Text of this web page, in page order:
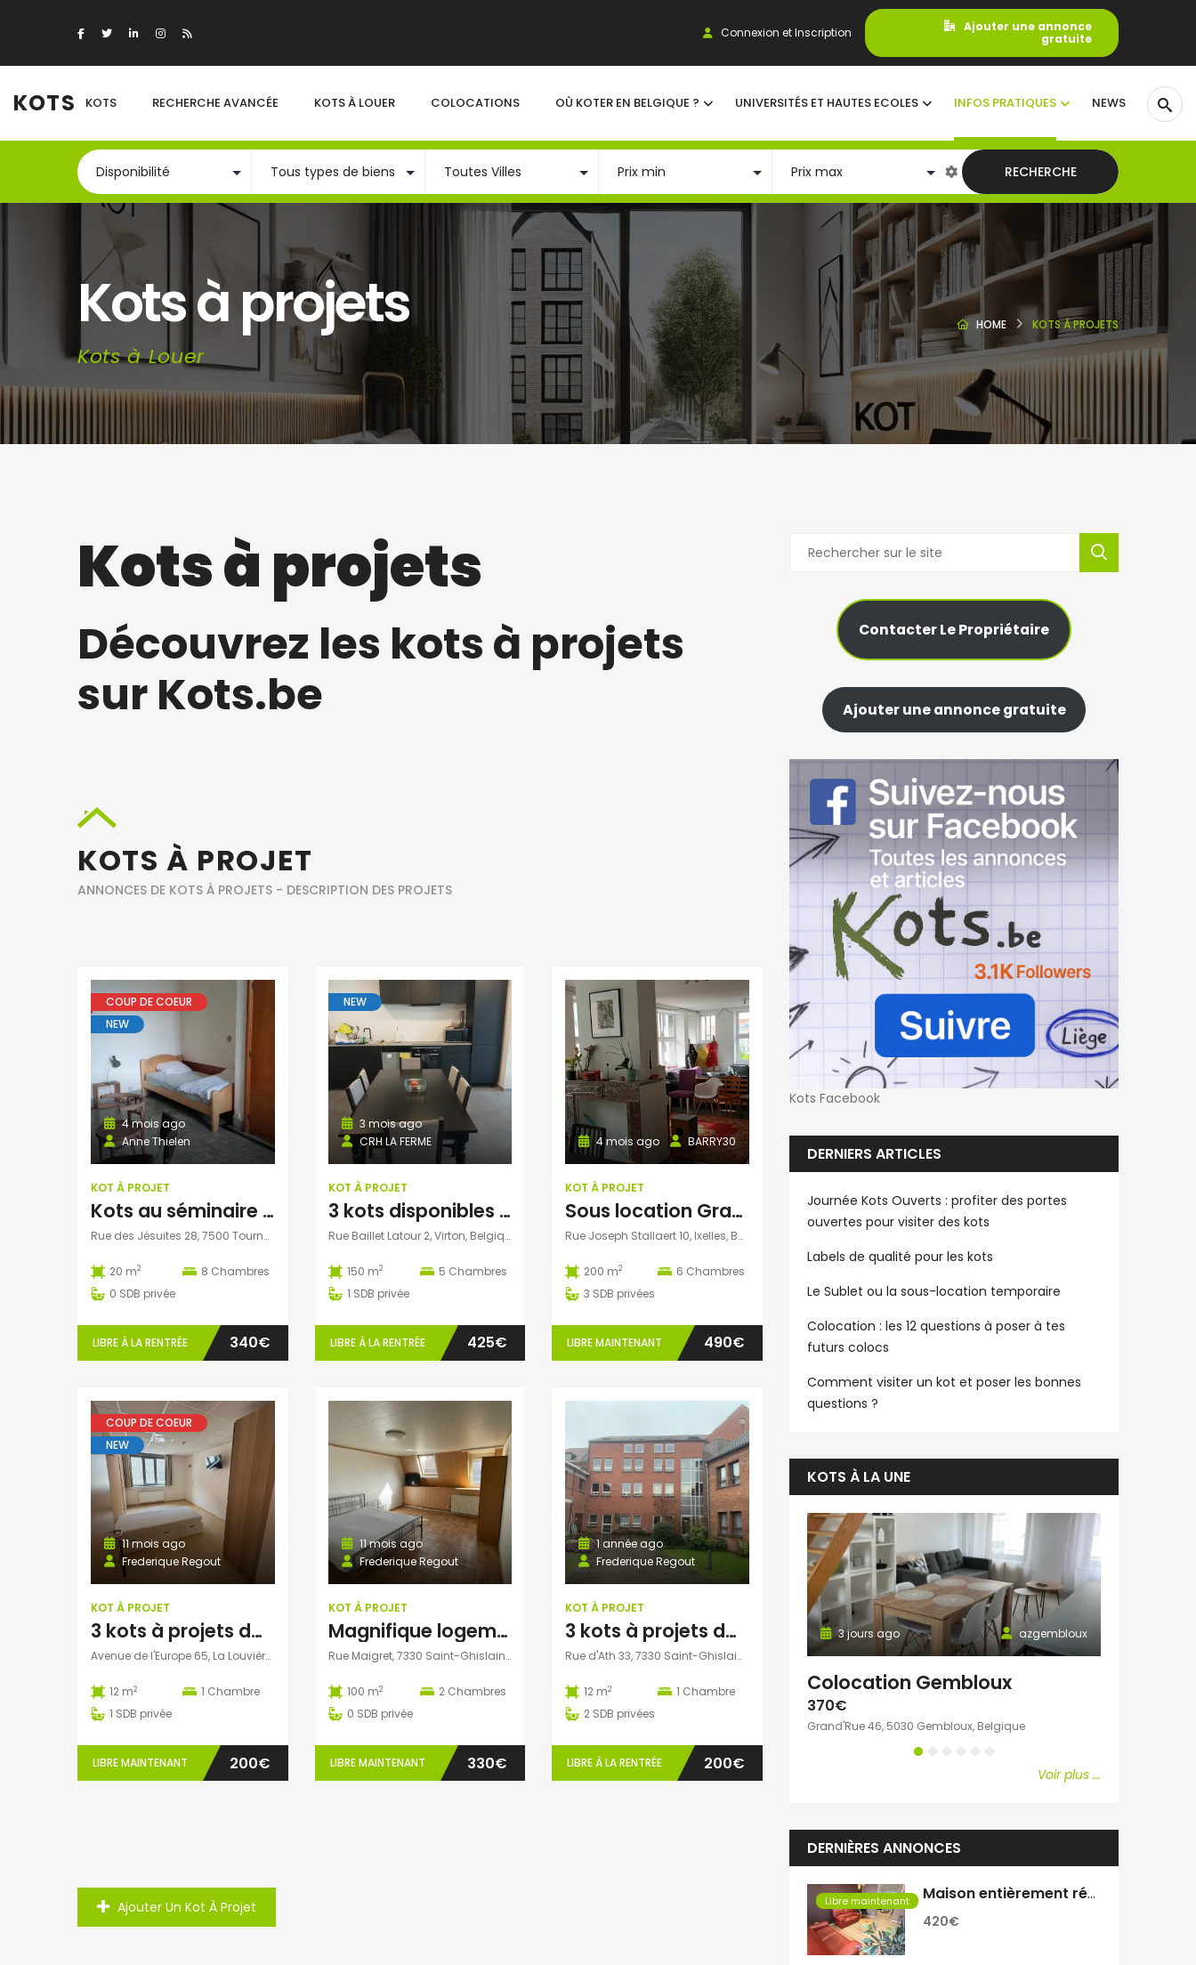
Connexion et Inscription
Ajouter une annonce
gratuite
KOTS KOTS RECHERCHE AVANCÉE KOTS À LOUER COLOCATIONS OÙ KOTER EN BELGIQUE ? UNIVERSITÉS ET HAUTES ECOLES INFOS PRATIQUES NEWS
RECHERCHE
Kots à projets
Kots à Louer
HOME KOTS À PROJETS
Kots à projets
Découvrez les kots à projets
sur Kots.be
KOTS À PROJET
ANNONCES DE KOTS À PROJETS - DESCRIPTION DES PROJETS
COUP DE COEUR
NEW
Anne Thielen
4 mois ago
KOT À PROJET
Kots au séminaire de Tournai
Rue des Jésuites 28, 7500 Tournai, Belgique
20 m2 8 Chambres
0 SDB privée
LIBRE À LA RENTRÉE 340€
NEW
CRH LA FERME
3 mois ago
KOT À PROJET
3 kots disponibles à Latour (Virton)
Rue Baillet Latour 2, Virton, Belgique
150 m2 5 Chambres
1 SDB privée
LIBRE À LA RENTRÉE 425€
BARRY30
4 mois ago
KOT À PROJET
Sous location Grande Chambre Ixelles
Rue Joseph Stallaert 10, Ixelles, Belgique
200 m2 6 Chambres
3 SDB privées
LIBRE MAINTENANT 490€
COUP DE COEUR
NEW
Frederique Regout
11 mois ago
KOT À PROJET
3 kots à projets dans maison de repos
Avenue de l'Europe 65, La Louvière, Belgique
12 m2 1 Chambre
1 SDB privée
LIBRE MAINTENANT 200€
Frederique Regout
11 mois ago
KOT À PROJET
Magnifique logement étudiant St Ghislain
Rue Maigret, 7330 Saint-Ghislain, Belgique
100 m2 2 Chambres
0 SDB privée
LIBRE MAINTENANT 330€
Frederique Regout
1 année ago
KOT À PROJET
3 kots à projets dans maison de repos
Rue d'Ath 33, 7330 Saint-Ghislain, Belgique
12 m2 1 Chambre
2 SDB privées
LIBRE À LA RENTRÉE 200€
Ajouter Un Kot À Projet
Contacter Le Propriétaire
Ajouter une annonce gratuite
Kots Facebook
DERNIERS ARTICLES
Journée Kots Ouverts : profiter des portes
ouvertes pour visiter des kots
Labels de qualité pour les kots
Le Sublet ou la sous-location temporaire
Colocation : les 12 questions à poser à tes
futurs colocs
Comment visiter un kot et poser les bonnes
questions ?
KOTS À LA UNE
patricia nadege
Kot Meublé Montigny-sur-Sambre
302, 6061 Charleroi, Belgique
f.elaerts
1 semaine ago
Rue du Vieux Mayeur 1, 4000 Liège, Belgique
Evelyne Van Hulle
1 semaine ago
Rue de la Cure 13, 6061 Charleroi, Belgique
azgembloux
3 jours ago
Colocation Gembloux
370€
Grand'Rue 46, 5030 Gembloux, Belgique
Voir plus ...
DERNIÈRES ANNONCES
Libre maintenant Maison entièrement rénovée
420€